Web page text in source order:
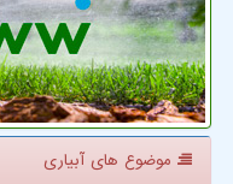
موضوع های آبیاری